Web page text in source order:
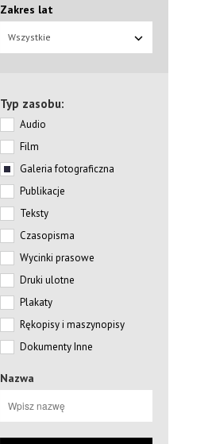
Zakres lat
Wszystkie
Typ zasobu:
Audio
Film
Galeria fotograficzna
Publikacje
Teksty
Czasopisma
Wycinki prasowe
Druki ulotne
Plakaty
Rękopisy i maszynopisy
Dokumenty Inne
Nazwa